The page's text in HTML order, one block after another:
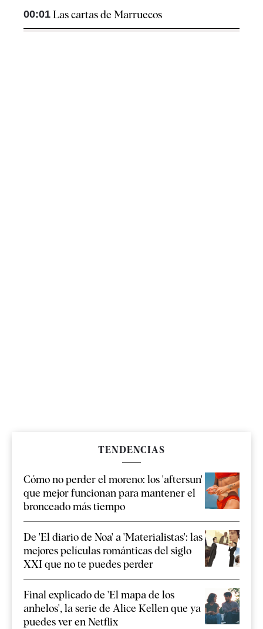
00:01 Las cartas de Marruecos
TENDENCIAS
Cómo no perder el moreno: los 'aftersun'
que mejor funcionan para mantener el
bronceado más tiempo
De 'El diario de Noa' a 'Materialistas': las
mejores películas románticas del siglo
XXI que no te puedes perder
Final explicado de 'El mapa de los
anhelos', la serie de Alice Kellen que ya
puedes ver en Netflix